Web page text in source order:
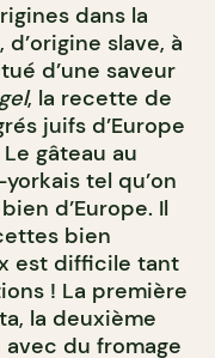
dans la
slave, à
d’une saveur
, la recette de
juifs d’Europe
gâteau au
tel qu’on
d’Europe. Il
bien
est difficile tant
! La première
la deuxième
du fromage